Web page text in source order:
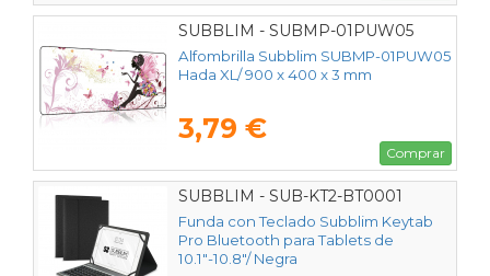
SUBBLIM - SUBMP-01PUW05
Alfombrilla Subblim SUBMP-01PUW05
Hada XL/ 900 x 400 x 3 mm
3,79 €
Comprar
SUBBLIM - SUB-KT2-BT0001
Funda con Teclado Subblim Keytab
Pro Bluetooth para Tablets de
10.1"-10.8"/ Negra